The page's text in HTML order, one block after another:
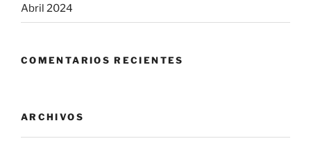
Abril 2024
COMENTARIOS RECIENTES
ARCHIVOS